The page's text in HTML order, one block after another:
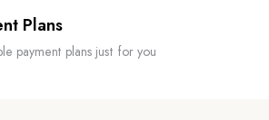
Plans
payment plans just for you